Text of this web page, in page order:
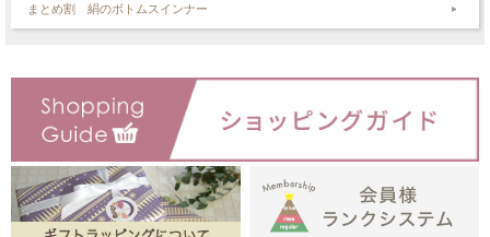
まとめ割 絹のボトムスインナー